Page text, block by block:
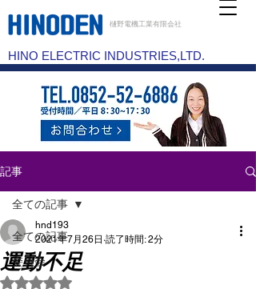
樋野電機工業有限会社
HINO ELECTRIC INDUSTRIES,LTD.
記事
全ての記事
委員会
全ての記事
運動不足
hnd193
2021年7月26日 読了時間: 2分
5つ星のうちNaNと評価されています。